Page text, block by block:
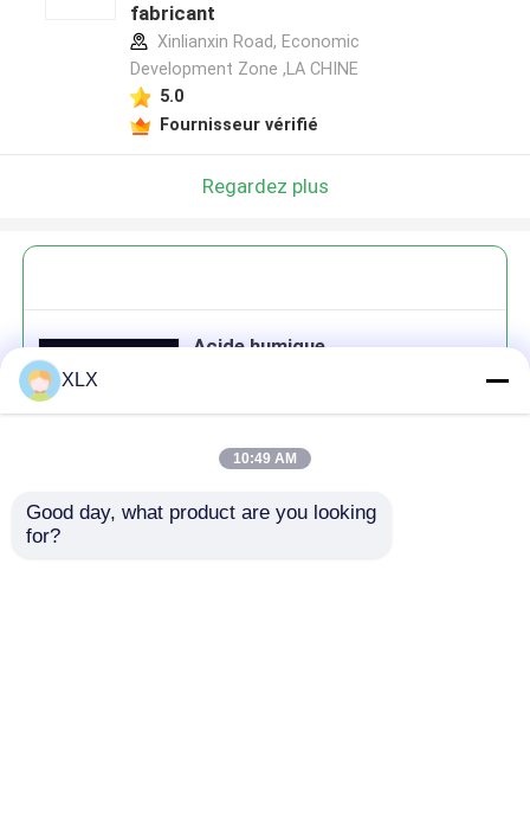
fabricant
Xinlianxin Road, Economic
Development Zone ,LA CHINE
5.0
Fournisseur vérifié
Regardez plus
Acide humique
Continuer
XLX
10:49 AM
Good day, what product are you looking
for?